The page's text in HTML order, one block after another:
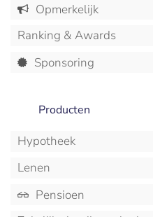
Opmerkelijk
Ranking & Awards
Sponsoring
Producten
Hypotheek
Lenen
Pensioen